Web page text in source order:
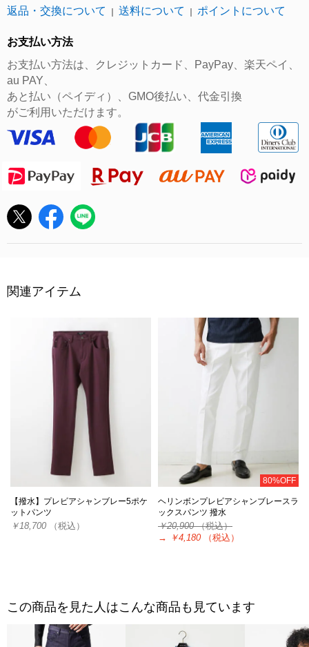
返品・交換について
送料について ポイントについて
お支払い方法
お支払い方法は、クレジットカード、PayPay、楽天ペイ、
au PAY、
あと払い（ペイディ）、GMO後払い、代金引換
がご利用いただけます。
関連アイテム
【撥水】プレビアシャンブレー5ポケ
ットパンツ
￥18,700 （税込）
80%OFF
ヘリンボンプレビアシャンブレースラ
ックスパンツ 撥水
￥20,900（税込）
→
￥4,180 （税込）
この商品を見た人はこんな商品も見ています